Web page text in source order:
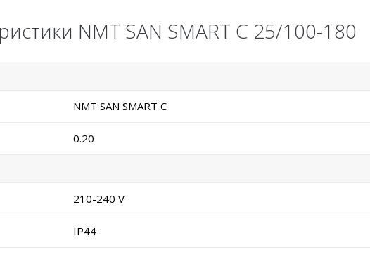
NMT SAN SMART C 25/100-180
NMT SAN SMART C
0.20
210-240 V
IP44